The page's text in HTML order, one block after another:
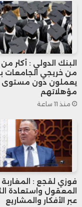
درهم في 2025.
كما ارتفعت
من تعقيد
في السياق
الوطني للضمان
تضامن” يواجه
من خريجي الجامعات
يعملون دون مستوى
مؤهلاتهم
منذ 11 ساعة
فوزي لقجع : المغاربة
المعقول واستعادة
عبر الأفكار والمشاريع